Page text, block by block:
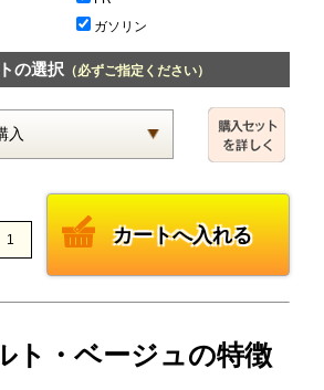
ガソリン
の選択（必ずご指定ください）
ト・ベージュの特徴